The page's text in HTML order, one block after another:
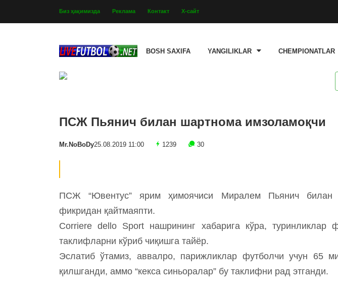
Биз ҳақимизда Реклама Контакт Х-сайт
BOSH SAXIFA YANGILIKLAR CHEMPIONATLAR
ПСЖ Пьянич билан шартнома имзоламоқчи
Mr.NoBoDy25.08.2019 11:00 1239 30
ПСЖ “Ювентус” ярим ҳимоячиси Миралем Пьянич билан
фикридан қайтмаяпти.
Corriere dello Sport нашрининг хабарига кўра, туринликлар
таклифларни кўриб чиқишга тайёр.
Эслатиб ўтамиз, аввалро, парижликлар футболчи учун 65
қилшганди, аммо “кекса синьоралар” бу таклифни рад этганди.